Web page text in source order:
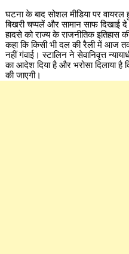
घटना के बाद सोशल मीडिया पर वायरल
बिखरी चप्पलें और सामान साफ दिखाई
हादसे को राज्य के राजनीतिक इतिहास
कहा कि किसी भी दल की रैली में आज
नहीं गंवाई। स्टालिन ने सेवानिवृत्त
का आदेश दिया है और भरोसा दिलाया है
की जाएगी।